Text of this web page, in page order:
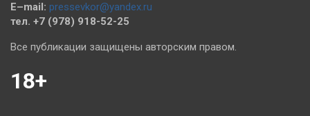
E–mail: pressevkor@yandex.ru
тел. +7 (978) 918-52-25
Все публикации защищены авторским правом.
18+